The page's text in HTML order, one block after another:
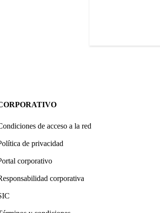
de acceso a la red
de privacidad
corporativo
corporativa